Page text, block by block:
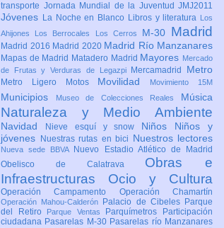
transporte Jornada Mundial de la Juventud JMJ2011
Jóvenes La Noche en Blanco Libros y literatura
Los
Ahijones
Los Berrocales Los Cerros M-30 Madrid
Madrid 2016 Madrid 2020 Madrid Río Manzanares
Mapas de Madrid Matadero Madrid Mayores Mercado
de Frutas y Verduras de Legazpi
Mercamadrid Metro
Metro Ligero Motos Movilidad Movimiento 15M
Municipios Museo de Colecciones Reales Música
Naturaleza y Medio Ambiente
Navidad Nieve esquí y snow Niños Niños y
jóvenes
Nuestras rutas en bici Nuestros lectores
Nueva sede BBVA
Nuevo Estadio Atlético de Madrid
Obelisco de Calatrava Obras e
Infraestructuras Ocio y Cultura
Operación Campamento Operación Chamartín
Operación Mahou-Calderón Palacio de Cibeles Parque
del Retiro
Parque Ventas Parquímetros
Participación
ciudadana Pasarelas M-30 Pasarelas río Manzanares